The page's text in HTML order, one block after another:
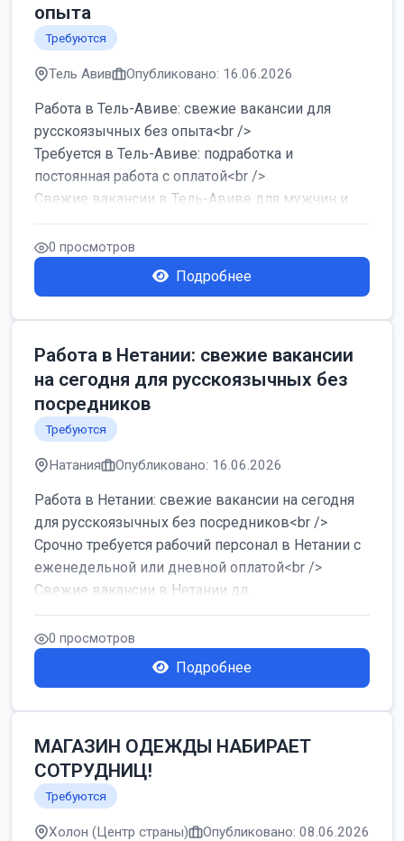
опыта
Требуются
Тель Авив Опубликовано: 16.06.2026
Работа в Тель-Авиве: свежие вакансии для
русскоязычных без опыта<br />
Требуется в Тель-Авиве: подработка и
постоянная работа с оплатой<br />
Свежие вакансии в Тель-Авиве для мужчин и
женщин от хозя...
0 просмотров
Подробнее
Работа в Нетании: свежие вакансии
на сегодня для русскоязычных без
посредников
Требуются
Натания Опубликовано: 16.06.2026
Работа в Нетании: свежие вакансии на сегодня
для русскоязычных без посредников<br />
Срочно требуется рабочий персонал в Нетании с
еженедельной или дневной оплатой<br />
Свежие вакансии в Нетании дл...
0 просмотров
Подробнее
МАГАЗИН ОДЕЖДЫ НАБИРАЕТ
СОТРУДНИЦ!
Требуются
Холон (Центр страны) Опубликовано: 08.06.2026